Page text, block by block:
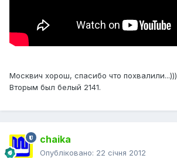
Москвич хорош, спасибо что похвалили...)))
Вторым был белый 2141.
chaika
Опубліковано: 22 січня 2012